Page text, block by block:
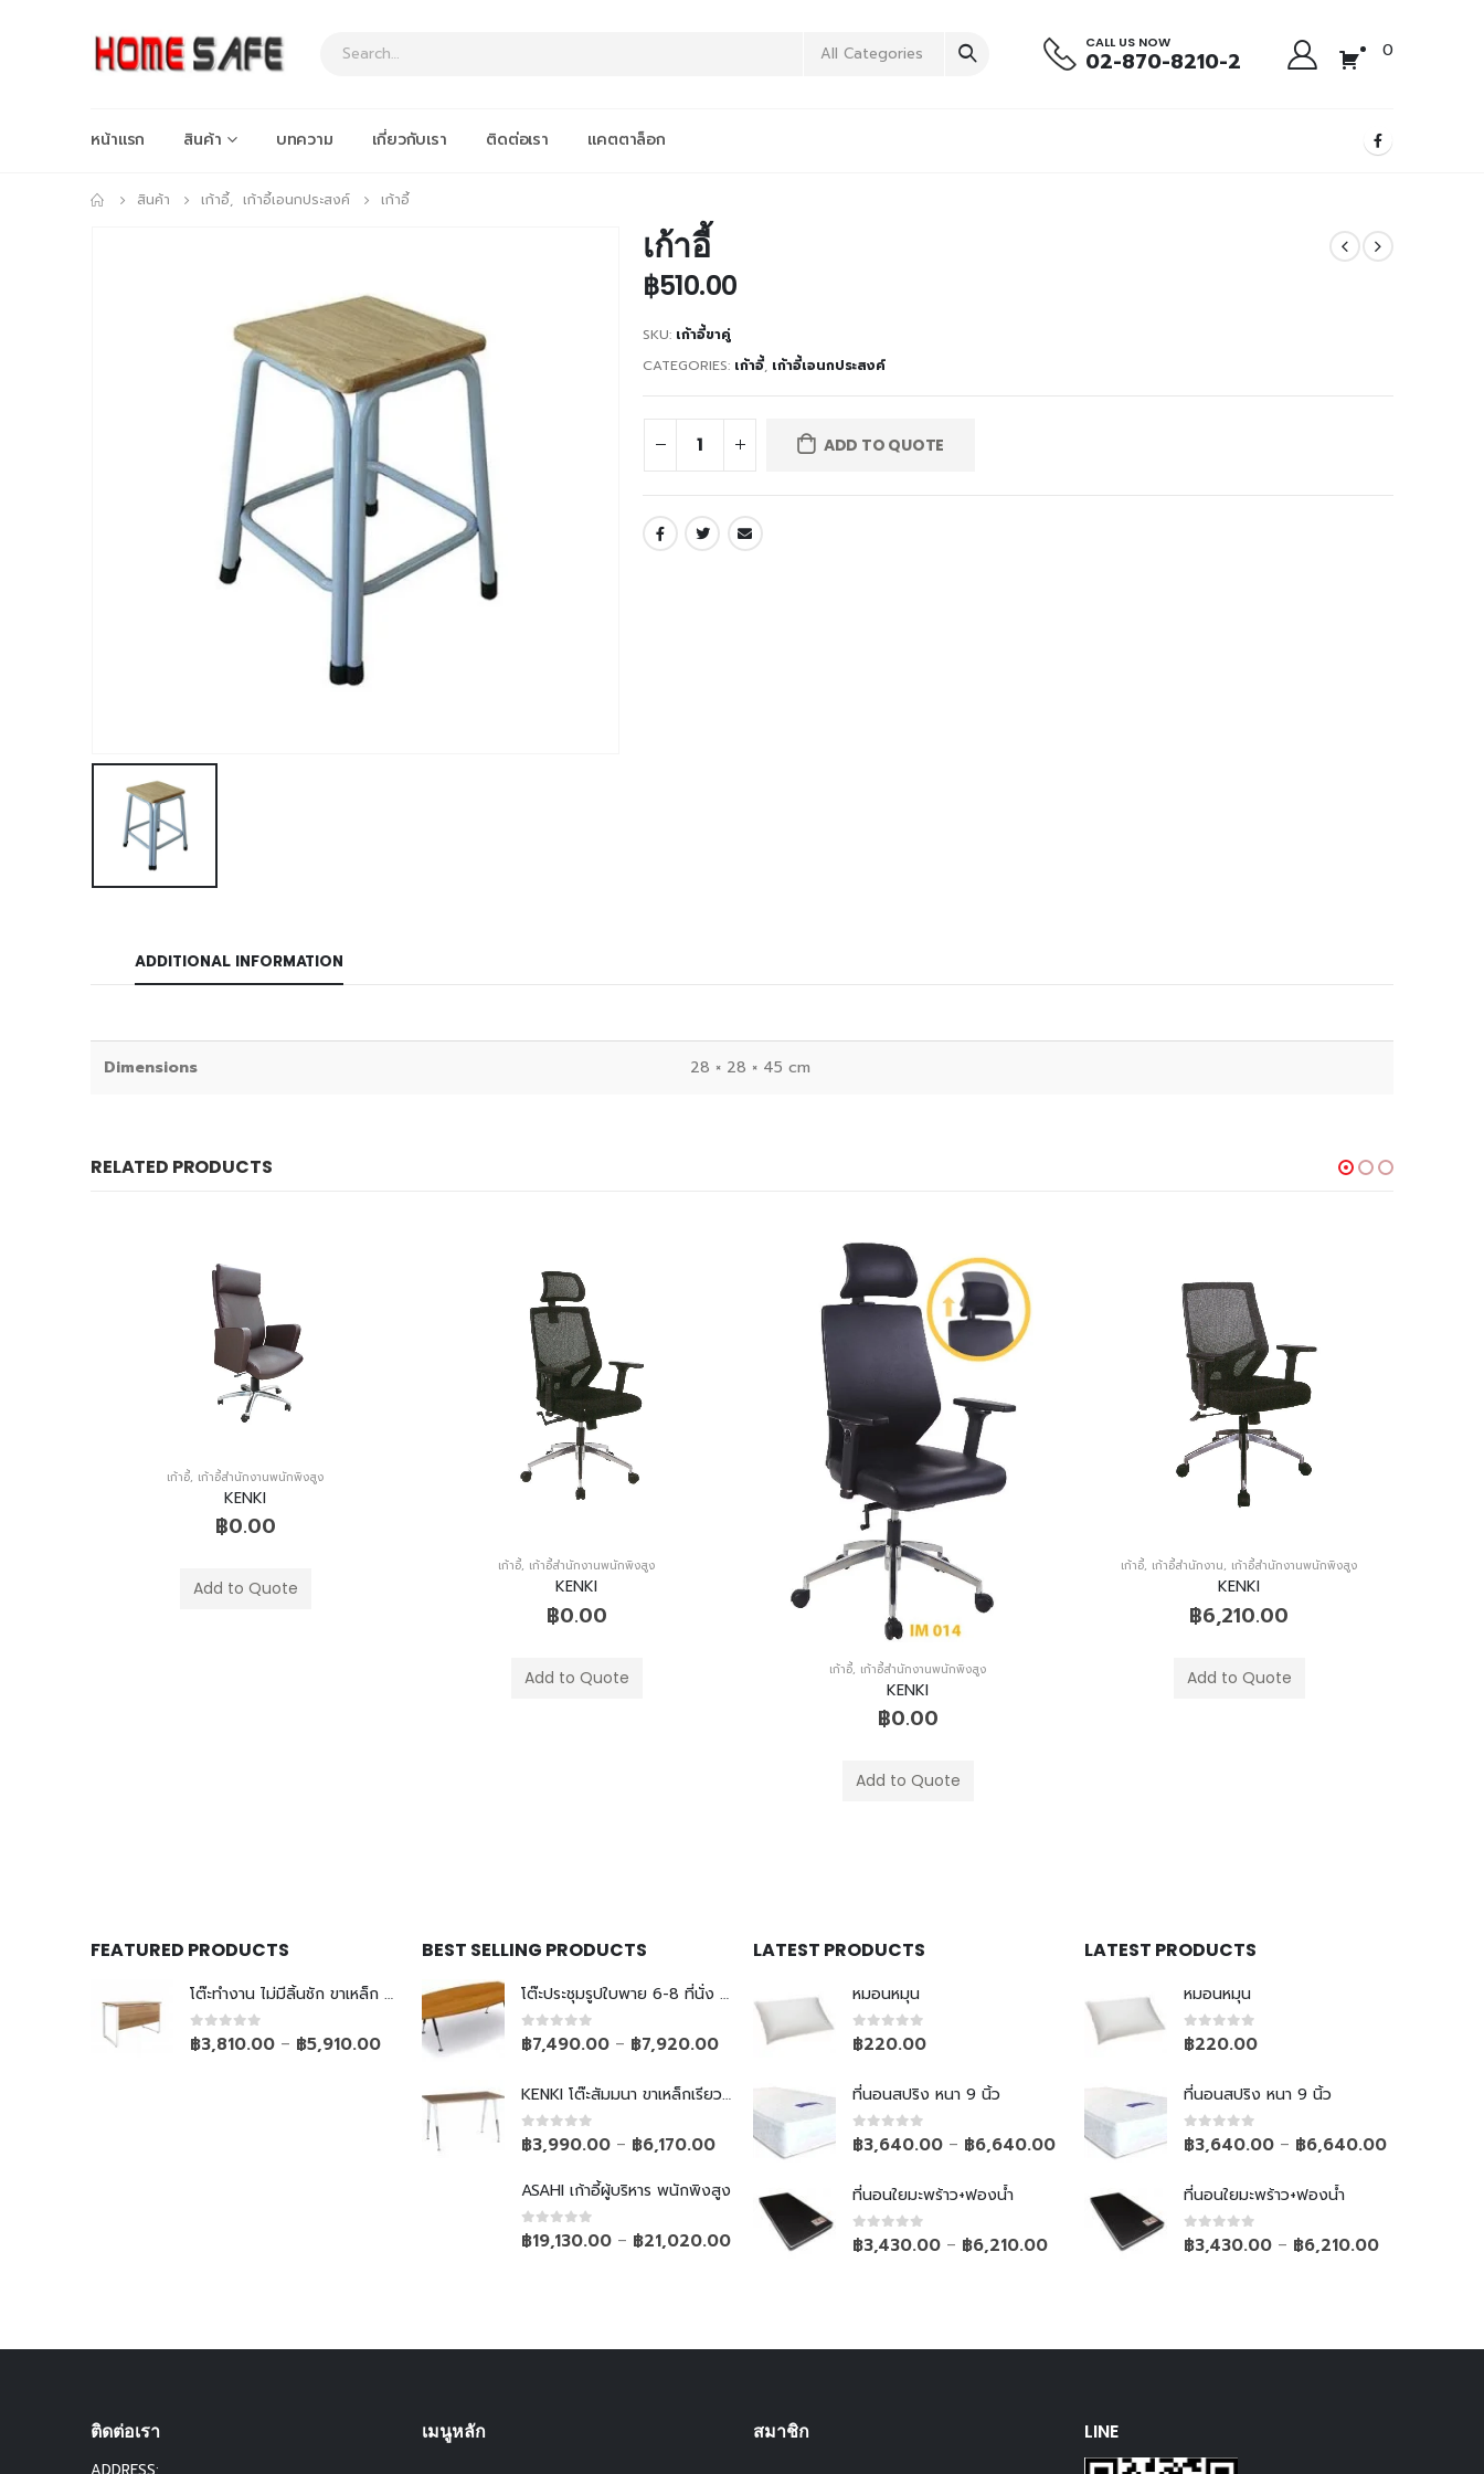
All Categories
CALL US NOW
02-870-8210-2 0
หน้าแรก สินค้า บทความ เกี่ยวกับเรา ติดต่อเรา แคตตาล็อก
สินค้า เก้าอี้, เก้าอี้เอนกประสงค์ เก้าอี้
เก้าอี้
฿510.00
SKU: เก้าอี้ขาคู่
CATEGORIES: เก้าอี้, เก้าอี้เอนกประสงค์
ADD TO QUOTE
ADDITIONAL INFORMATION
Dimensions 28 × 28 × 45 cm
RELATED PRODUCTS
KENKI
,เก้าอี้สำนักงานพนักพิงสูง
KENKI
,เก้าอี้สำนักงาน ,เก้าอี้สำนักงานพนักพิงสูง
KENKI
6,210.00
Add to Quote
เก้าอี้, เก้าอี้สำนักงาน, เก้าอี้สำนักงานพนักพิงสูง
ZINGULAR
฿4,580.00
Add to Quote
FEATURED PRODUCTS
โต๊ะทำงาน ไม่มีลิ้นชัก ขาเหล็ก Top ยกลอย
0out of 5
฿3,810.00 – ฿5,910.00
BEST SELLING PRODUCTS
โต๊ะประชุมรูปใบพาย 6-8 ที่นั่ง ขาเหล็กเรียว
0out of 5
฿7,490.00 – ฿7,920.00
KENKI โต๊ะสัมมนา ขาเหล็กเรียวพับไม่ได้
0out of 5
฿3,990.00 – ฿6,170.00
ASAHI เก้าอี้ผู้บริหาร พนักพิงสูง
0out of 5
฿19,130.00 – ฿21,020.00
LATEST PRODUCTS
หมอนหมุน
0out of 5
฿220.00
ที่นอนสปริง หนา 9 นิ้ว
0out of 5
฿3,640.00 – ฿6,640.00
ที่นอนใยมะพร้าว+ฟองน้ำ
0out of 5
฿3,430.00 – ฿6,210.00
LATEST PRODUCTS
หมอนหมุน
0out of 5
฿220.00
ที่นอนสปริง หนา 9 นิ้ว
0out of 5
฿3,640.00 – ฿6,640.00
ที่นอนใยมะพร้าว+ฟองน้ำ
0out of 5
฿3,430.00 – ฿6,210.00
ติดต่อเรา เมนูหลัก สมาชิก LINE